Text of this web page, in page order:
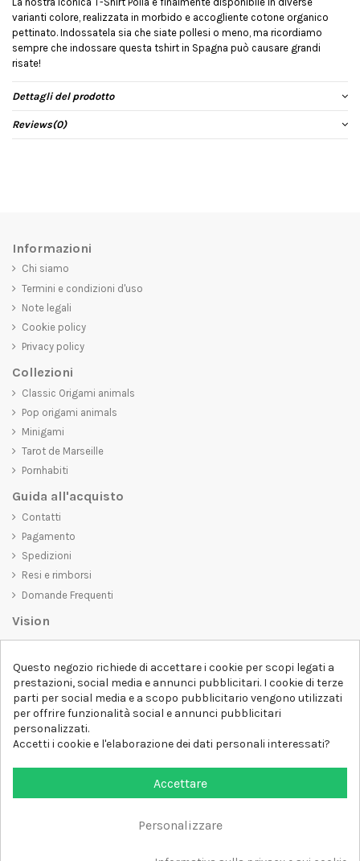
varianti colore, realizzata in morbido e accogliente cotone organico
pettinato. Indossatela sia che siate pollesi o meno, ma ricordiamo
sempre che indossare questa tshirt in Spagna può causare grandi
risate!
Dettagli del prodotto
Reviews(0)
Informazioni
Chi siamo
Termini e condizioni d'uso
Note legali
Cookie policy
Privacy policy
Collezioni
Classic Origami animals
Pop origami animals
Minigami
Tarot de Marseille
Pornhabiti
Guida all'acquisto
Contatti
Pagamento
Spedizioni
Resi e rimborsi
Domande Frequenti
Vision
belli da vedere, ma che trasmettano anche un messaggio importante.
Che siate alla ricerca di una t-shirt unica e di tendenza, di una felpa
comoda e accogliente o di un accessorio esclusivo,D-SHIRTha
qualcosa per tutti.
Follow us
Questo negozio richiede di accettare i cookie per scopi legati a
prestazioni, social media e annunci pubblicitari. I cookie di terze
parti per social media e a scopo pubblicitario vengono utilizzati
per offrire funzionalità social e annunci pubblicitari
personalizzati.
Accetti i cookie e l'elaborazione dei dati personali interessati?
Accettare
Personalizzare